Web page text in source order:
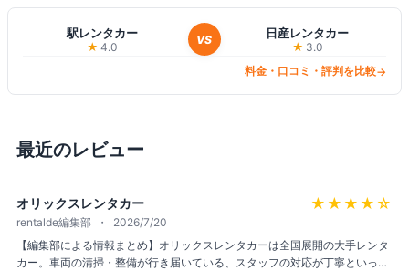
駅レンタカー
★ 4.0
VS 日産レンタカー
★ 3.0
料金・口コミ・評判を比較→
最近のレビュー
オリックスレンタカー ★★★★ ☆
rentalde編集部
2026/7/20
【編集部による情報まとめ】オリックスレンタカーは全国展開の大手レンタ
カー。車両の清掃・整備が行き届いている、スタッフの対応が丁寧といった